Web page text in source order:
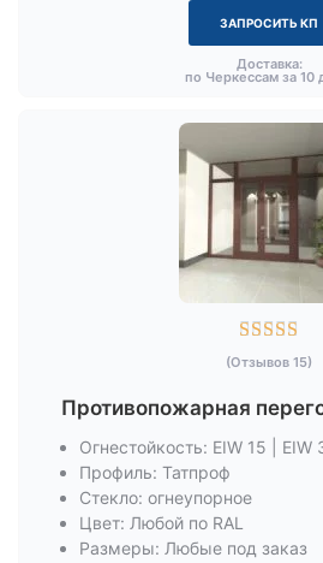
ЗАПРОСИТЬ КП
Доставка:
по Черкессам за 10

(Отзывов 15)
Противопожарная
Огнестойкость: EIW 15 |
Профиль: Татпроф
Стекло: огнеупорное
Цвет: Любой по RAL
Размеры: Любые под заказ